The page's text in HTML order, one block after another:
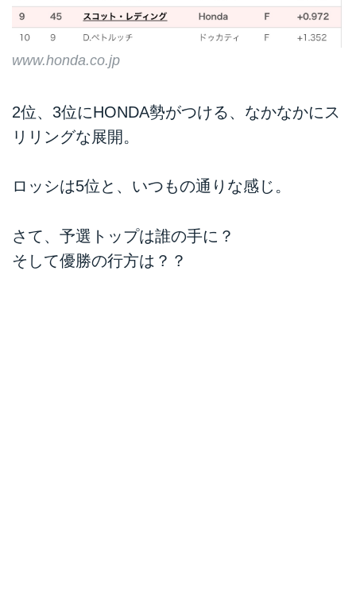
www.honda.co.jp
2位、3位にHONDA勢がつける、なかなかにス
リリングな展開。
ロッシは5位と、いつもの通りな感じ。
さて、予選トップは誰の手に？
そして優勝の行方は？？